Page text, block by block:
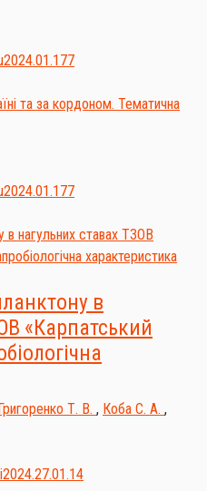
в
«Карпатський
Т. В. , Коба С. А. ,